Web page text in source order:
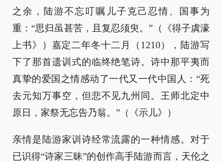
之余，陆游不忘叮嘱儿子克己忍情、国事为
重：“思归虽甚苦，且复忍须臾。”（《得子虡濠
上书》）嘉定二年冬十二月（1210），陆游写
下了那首遗训式的临终绝笔诗。诗中那平夷而
真挚的爱国之情感动了一代又一代中国人：“死
去元知万事空，但悲不见九州同。王师北定中
原日，家祭无忘告乃翁。”（《示儿》）
亲情是陆游家训诗经常流露的一种情感。对于
已识得“诗家三昧”的创作高手陆游而言，天伦之